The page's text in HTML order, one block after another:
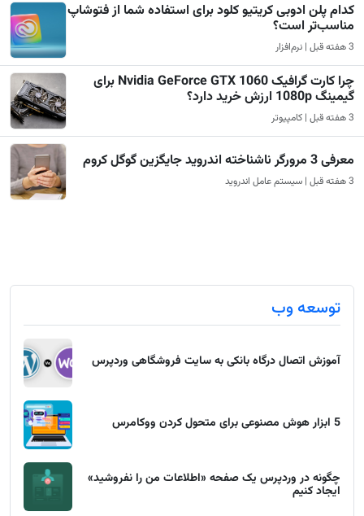
کدام پلن ادوبی کریتیو کلود برای استفاده شما از فتوشاپ
مناسب‌تر است؟
3 هفته قبل | نرم‌افزار
چرا کارت گرافیک Nvidia GeForce GTX 1060 برای
گیمینگ 1080p ارزش خرید دارد؟
3 هفته قبل | کامپیوتر
معرفی 3 مرورگر ناشناخته اندروید جایگزین گوگل کروم
3 هفته قبل | سیستم عامل اندروید
توسعه وب
آموزش اتصال درگاه بانکی به سایت فروشگاهی وردپرس
5 ابزار هوش مصنوعی برای متحول کردن ووکامرس
چگونه در وردپرس یک صفحه «اطلاعات من را نفروشید»
ایجاد کنیم